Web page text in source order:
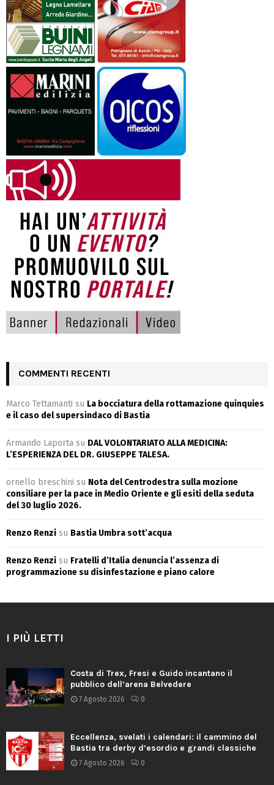
COMMENTI RECENTI
Marco Tettamanti su La bocciatura della rottamazione quinquies
e il caso del supersindaco di Bastia
Armando Laporta su DAL VOLONTARIATO ALLA MEDICINA:
L’ESPERIENZA DEL DR. GIUSEPPE TALESA.
ornello breschini su Nota del Centrodestra sulla mozione
consiliare per la pace in Medio Oriente e gli esiti della seduta
del 30 luglio 2026.
Renzo Renzi su Bastia Umbra sott’acqua
Renzo Renzi su Fratelli d’Italia denuncia l’assenza di
programmazione su disinfestazione e piano calore
I PIÙ LETTI
Costa di Trex, Fresi e Guido incantano il
pubblico dell’arena Belvedere
7 Agosto 2026 0
Eccellenza, svelati i calendari: il cammino del
Bastia tra derby d’esordio e grandi classiche
7 Agosto 2026 0